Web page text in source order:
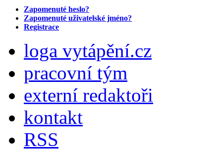
Zapomenuté heslo?
Zapomenuté uživatelské jméno?
Registrace
loga vytápění.cz
pracovní tým
externí redaktoři
kontakt
RSS